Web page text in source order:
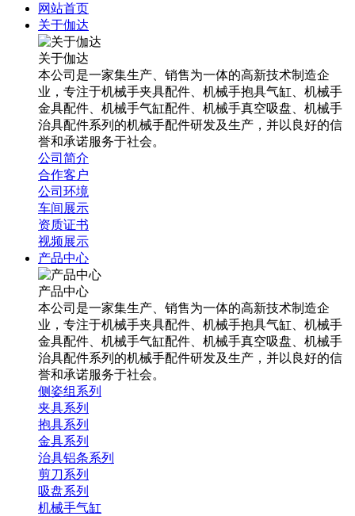
网站首页
关于伽达
关于伽达
本公司是一家集生产、销售为一体的高新技术制造企
业，专注于机械手夹具配件、机械手抱具气缸、机械手
金具配件、机械手气缸配件、机械手真空吸盘、机械手
治具配件系列的机械手配件研发及生产，并以良好的信
誉和承诺服务于社会。
公司简介
合作客户
公司环境
车间展示
资质证书
视频展示
产品中心
产品中心
本公司是一家集生产、销售为一体的高新技术制造企
业，专注于机械手夹具配件、机械手抱具气缸、机械手
金具配件、机械手气缸配件、机械手真空吸盘、机械手
治具配件系列的机械手配件研发及生产，并以良好的信
誉和承诺服务于社会。
侧姿组系列
夹具系列
抱具系列
金具系列
治具铝条系列
剪刀系列
吸盘系列
机械手气缸